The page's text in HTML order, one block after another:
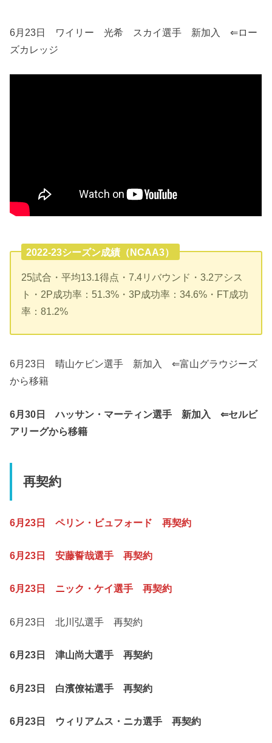
6月23日 ワイリー 光希 スカイ選手 新加入 ⇐ロー
ズカレッジ
2022-23シーズン成績（NCAA3）
25試合・平均13.1得点・7.4リバウンド・3.2アシス
ト・2P成功率：51.3%・3P成功率：34.6%・FT成功
率：81.2%
6月23日 晴山ケビン選手 新加入 ⇐富山グラウジーズ
から移籍
6月30日 ハッサン・マーティン選手 新加入 ⇐セルビ
アリーグから移籍
再契約
6月23日 ペリン・ビュフォード 再契約
6月23日 安藤誓哉選手 再契約
6月23日 ニック・ケイ選手 再契約
6月23日 北川弘選手 再契約
6月23日 津山尚大選手 再契約
6月23日 白濱僚祐選手 再契約
6月23日 ウィリアムス・ニカ選手 再契約